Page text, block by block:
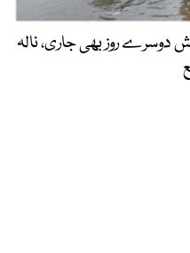
بچی کی تلاش دوسرے روز بھی جاری، نالہ